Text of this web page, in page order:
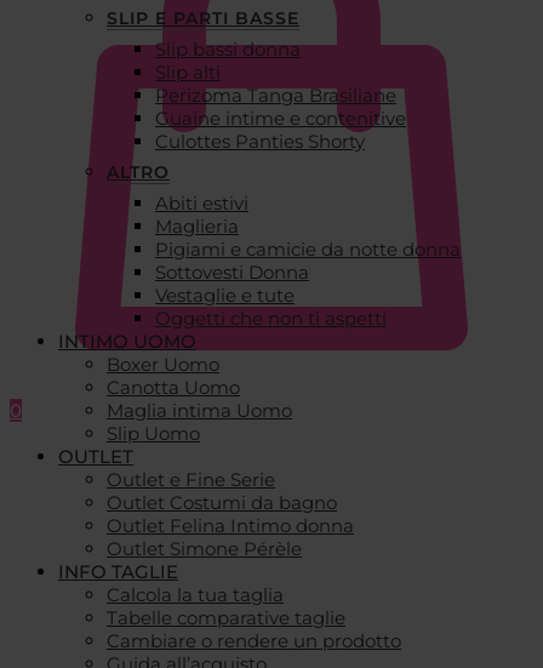
0
SLIP E PARTI BASSE
Slip bassi donna
Slip alti
Perizoma Tanga Brasiliane
Guaine intime e contenitive
Culottes Panties Shorty
ALTRO
Abiti estivi
Maglieria
Pigiami e camicie da notte donna
Sottovesti Donna
Vestaglie e tute
Oggetti che non ti aspetti
INTIMO UOMO
Boxer Uomo
Canotta Uomo
Maglia intima Uomo
Slip Uomo
OUTLET
Outlet e Fine Serie
Outlet Costumi da bagno
Outlet Felina Intimo donna
Outlet Simone Pérèle
INFO TAGLIE
Calcola la tua taglia
Tabelle comparative taglie
Cambiare o rendere un prodotto